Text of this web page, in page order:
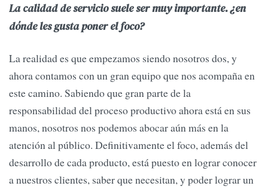
La calidad de servicio suele ser muy importante. ¿en
dónde les gusta poner el foco?
La realidad es que empezamos siendo nosotros dos, y
ahora contamos con un gran equipo que nos acompaña en
este camino. Sabiendo que gran parte de la
responsabilidad del proceso productivo ahora está en sus
manos, nosotros nos podemos abocar aún más en la
atención al público. Definitivamente el foco, además del
desarrollo de cada producto, está puesto en lograr conocer
a nuestros clientes, saber que necesitan, y poder lograr un